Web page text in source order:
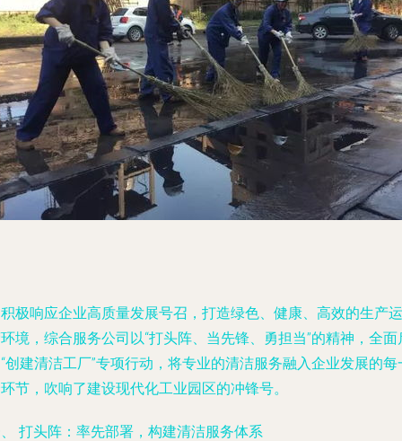
极响应企业高质量发展号召，打造绿色、健康、高效的生产运
境，综合服务公司以“打头阵、当先锋、勇担当”的精神，全面
创建清洁工厂”专项行动，将专业的清洁服务融入企业发展的每
节，吹响了建设现代化工业园区的冲锋号。
打头阵：率先部署，构建清洁服务体系